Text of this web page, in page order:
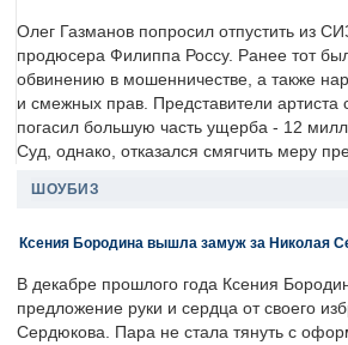
Олег Газманов попросил отпустить из
продюсера Филиппа Россу. Ранее тот
обвинению в мошенничестве, а также
и смежных прав. Представители артиста
погасил большую часть ущерба - 12
Суд, однако, отказался смягчить меру
ШОУБИЗ
Ксения Бородина вышла замуж за Николая
В декабре прошлого года Ксения
предложение руки и сердца от своего
Сердюкова. Пара не стала тянуть с